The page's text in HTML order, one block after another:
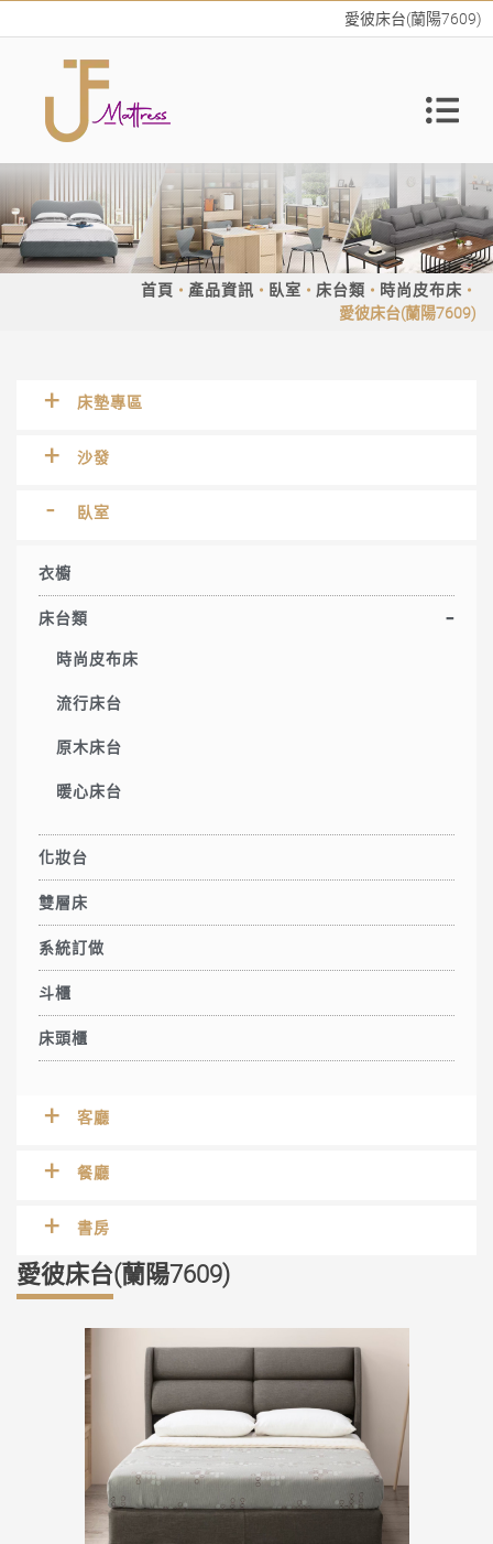
愛彼床台(蘭陽7609)
首頁 產品資訊 臥室 床台類
時尚皮布床
愛彼床台(蘭陽7609)
床墊專區
沙發
臥室
衣櫥
床台類
時尚皮布床
流行床台
原木床台
暖心床台
化妝台
雙層床
系統訂做
斗櫃
床頭櫃
客廳
餐廳
書房
愛彼床台(蘭陽7609)